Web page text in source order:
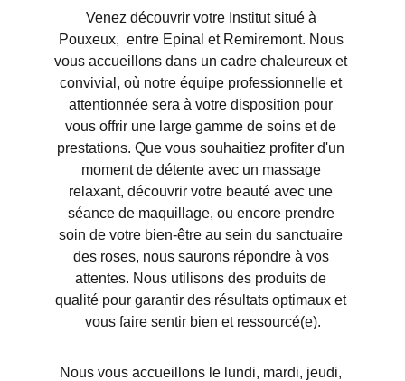
Venez découvrir votre Institut situé à
Pouxeux,  entre Epinal et Remiremont. Nous
vous accueillons dans un cadre chaleureux et
convivial, où notre équipe professionnelle et
attentionnée sera à votre disposition pour
vous offrir une large gamme de soins et de
prestations. Que vous souhaitiez profiter d'un
moment de détente avec un massage
relaxant, découvrir votre beauté avec une
séance de maquillage, ou encore prendre
soin de votre bien-être au sein du sanctuaire
des roses, nous saurons répondre à vos
attentes. Nous utilisons des produits de
qualité pour garantir des résultats optimaux et
vous faire sentir bien et ressourcé(e).
Nous vous accueillons le lundi, mardi, jeudi,